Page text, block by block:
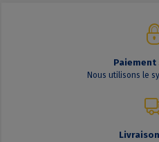
Paiement
Nous utilisons le